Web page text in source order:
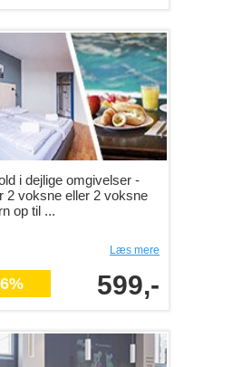
i dejlige omgivelser -
2 voksne eller 2 voksne
op til ...
Læs mere
599,-